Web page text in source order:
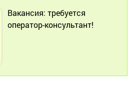
Вакансия: требуется
оператор-консультант!